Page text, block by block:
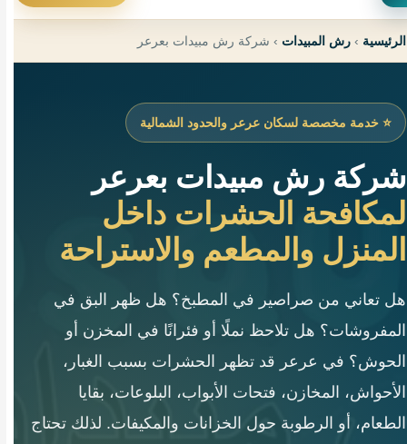
الرئيسية › رش المبيدات › شركة رش مبيدات بعرعر
⭐ خدمة مخصصة لسكان عرعر والحدود الشمالية
شركة رش مبيدات بعرعر
لمكافحة الحشرات داخل
المنزل والمطعم والاستراحة
هل تعاني من صراصير في المطبخ؟ هل ظهر البق في
المفروشات؟ هل تلاحظ نملًا أو فئرانًا في المخزن أو
الحوش؟ في عرعر قد تظهر الحشرات بسبب الغبار،
الأحواش، المخازن، فتحات الأبواب، البلوعات، بقايا
الطعام، أو الرطوبة حول الخزانات والمكيفات. لذلك تحتاج